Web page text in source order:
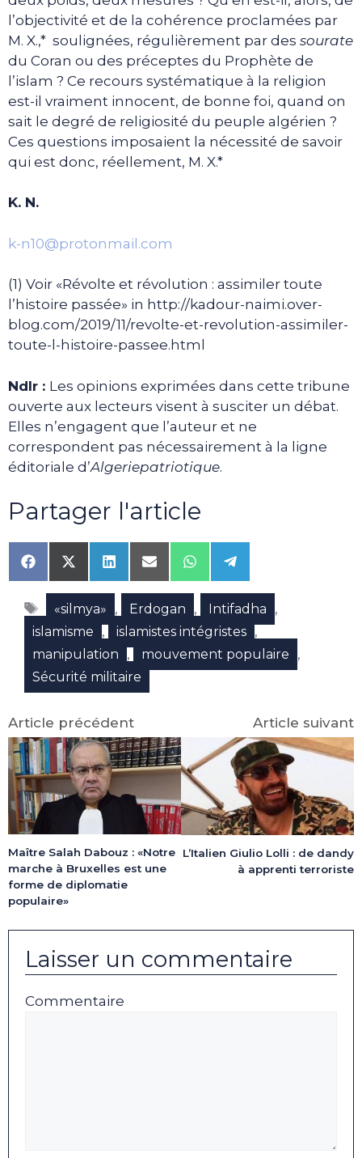
l’objectivité et de la cohérence proclamées par
M. X.,* soulignées, régulièrement par des sourate
du Coran ou des préceptes du Prophète de
l’islam ? Ce recours systématique à la religion
est-il vraiment innocent, de bonne foi, quand on
sait le degré de religiosité du peuple algérien ?
Ces questions imposaient la nécessité de savoir
qui est donc, réellement, M. X.*
K. N.
k-n10@protonmail.com
(1) Voir «Révolte et révolution : assimiler toute
l’histoire passée» in http://kadour-naimi.over-
blog.com/2019/11/revolte-et-revolution-assimiler-
toute-l-histoire-passee.html
Ndlr : Les opinions exprimées dans cette tribune
ouverte aux lecteurs visent à susciter un débat.
Elles n’engagent que l’auteur et ne
correspondent pas nécessairement à la ligne
éditoriale d’Algeriepatriotique.
Partager l'article
Share
on
Facebook
Share
on
X
(Twitter)
Share
on
LinkedIn
Share
on
Email
Share
on
WhatsApp
Share
on
Telegram
Étiquettes
«silmya» , Erdogan , Intifadha ,
islamisme , islamistes intégristes ,
manipulation , mouvement populaire ,
Sécurité militaire
Article précédent
Maître Salah Dabouz : «Notre
marche à Bruxelles est une
forme de diplomatie
populaire»
Article suivant
L’Italien Giulio Lolli : de dandy
à apprenti terroriste
Laisser un commentaire
Commentaire